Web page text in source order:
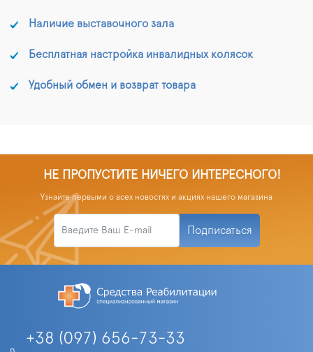
Наличие выставочного зала
Бесплатная настройка инвалидных колясок
Удобный обмен и возврат товара
НЕ ПРОПУСТИТЕ НИЧЕГО ИНТЕРЕСНОГО!
Узнайте первыми о всех новостях и акциях нашего магазина
Подписаться
+38 (097) 656-73-33